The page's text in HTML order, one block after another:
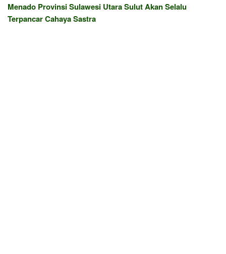
Menado Provinsi Sulawesi Utara Sulut Akan Selalu
Terpancar Cahaya Sastra